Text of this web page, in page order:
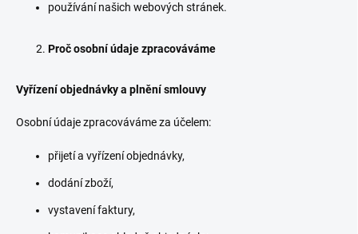
používání našich webových stránek.
Proč osobní údaje zpracováváme
Vyřízení objednávky a plnění smlouvy
Osobní údaje zpracováváme za účelem:
přijetí a vyřízení objednávky,
dodání zboží,
vystavení faktury,